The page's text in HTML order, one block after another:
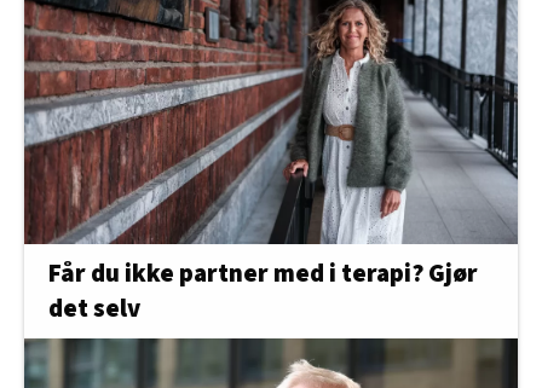
Får du ikke partner med i terapi? Gjør
det selv